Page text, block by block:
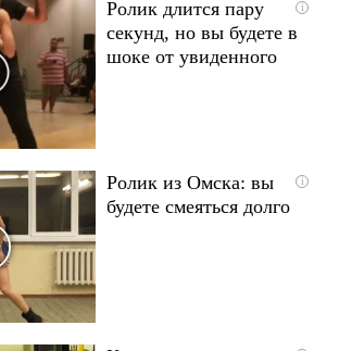
i
Ролик длится пару
секунд, но вы будете в
шоке от увиденного
i
Ролик из Омска: вы
будете смеяться долго